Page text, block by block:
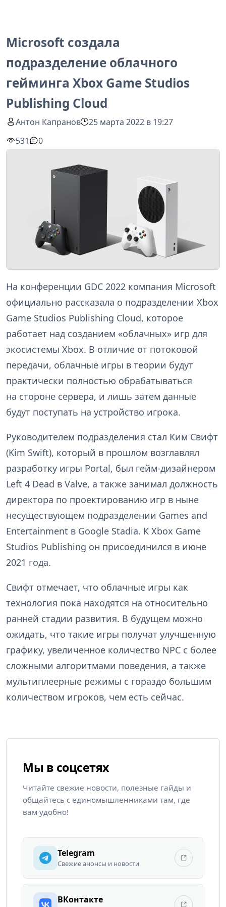
Microsoft создала
подразделение облачного
гейминга Xbox Game Studios
Publishing Cloud
Антон Капранов
25 марта 2022 в 19:27
531
0
На конференции GDC 2022 компания Microsoft
официально рассказала о подразделении Xbox
Game Studios Publishing Cloud, которое
работает над созданием «облачных» игр для
экосистемы Xbox. В отличие от потоковой
передачи, облачные игры в теории будут
практически полностью обрабатываться
на стороне сервера, и лишь затем данные
будут поступать на устройство игрока.
Руководителем подразделения стал Ким Свифт
(Kim Swift), который в прошлом возглавлял
разработку игры Portal, был гейм-дизайнером
Left 4 Dead в Valve, а также занимал должность
директора по проектированию игр в ныне
несуществующем подразделении Games and
Entertainment в Google Stadia. К Xbox Game
Studios Publishing он присоединился в июне
2021 года.
Свифт отмечает, что облачные игры как
технология пока находятся на относительно
ранней стадии развития. В будущем можно
ожидать, что такие игры получат улучшенную
графику, увеличенное количество NPC с более
сложными алгоритмами поведения, а также
мультиплеерные режимы с гораздо большим
количеством игроков, чем есть сейчас.
Мы в соцсетях
Читайте свежие новости, полезные гайды и
общайтесь с единомышленниками там, где
вам удобно!
Telegram
Свежие анонсы и новости
ВКонтакте